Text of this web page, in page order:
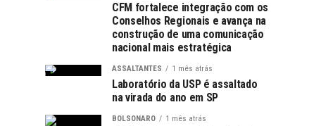
CFM fortalece integração com os
Conselhos Regionais e avança na
construção de uma comunicação
nacional mais estratégica
ASSALTANTES 1 mês atrás
Laboratório da USP é assaltado
na virada do ano em SP
BOLSONARO 1 mês atrás